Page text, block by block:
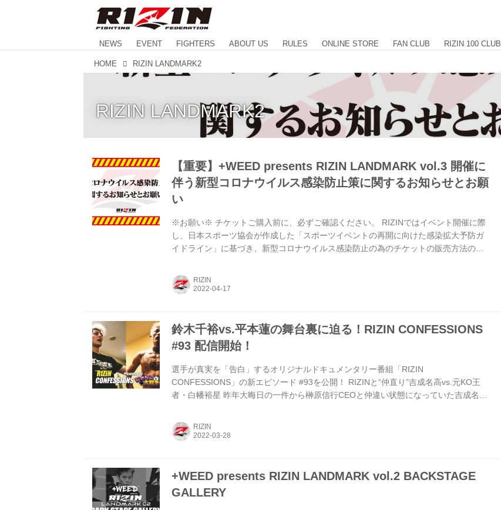
NEWS EVENT FIGHTERS ABOUT US RULES ONLINE STORE FAN CLUB RIZIN 100 CLUB
HOME RIZIN LANDMARK2
RIZIN LANDMARK2
【重要】+WEED presents RIZIN LANDMARK vol.3 開催に
伴う新型コロナウイルス感染防止策に関するお知らせとお願
い
※お願い※ チケットご購入前に、必ずご確認ください。 RIZINではイベント開催に際
し、日本スポーツ協会が作成した「スポーツイベントの再開に向けた感染拡大予防ガ
イドライン」に基づき、新型コロナウイルス感染防止の為のチケットの販売方法の変
ご案内いたします。 皆さまには大変ご不便をおかけいたしますが、安心してご来場・
ご観戦いただけますよう努めてまいりますので、何卒ご理解とご協力のほどよろしく
RIZIN
鈴木千裕vs.平本蓮の舞台裏に迫る！RIZIN CONFESSIONS
#93 配信開始！
選手が真実を「告白」するオリジナルドキュメンタリー番組「RIZIN
CONFESSIONS」の新エピソード #93を公開！ RIZINと“仲直り”吉成名高vs.元KO王
者・白幡裕星 昨年大晦日の一件から榊原信行CEOと仲違い状態になっていた吉成名
RIZINのリングに戻ってきた。 元KNOCKOUT-REDスーパーフライ級王者の白幡裕星
を新たな武器・カウンターでマットに沈めると、試合後の控室で「KOして少しは大会
RIZIN
+WEED presents RIZIN LANDMARK vol.2 BACKSTAGE
GALLERY